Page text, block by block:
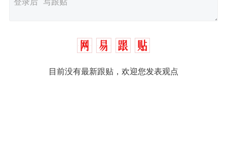
目前没有最新跟贴，欢迎您发表观点